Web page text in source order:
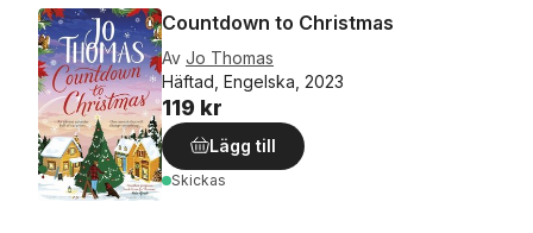
Countdown to Christmas
Av Jo Thomas
Häftad, Engelska, 2023
119 kr
Lägg till
Skickas